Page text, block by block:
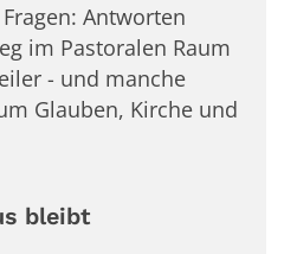
Antworten
im Pastoralen Raum
- und manche
Glauben, Kirche und
bleibt